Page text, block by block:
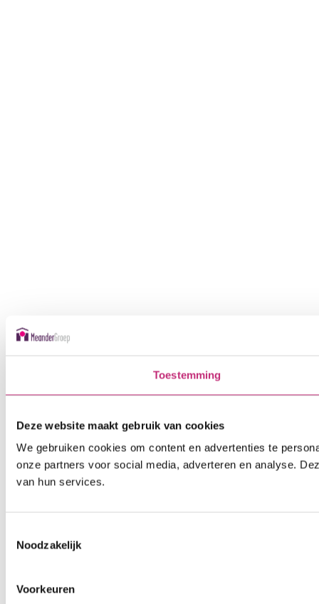
Toestemming
Deze website maakt gebruik van cookies
We gebruiken cookies om content en advertenties te
onze partners voor social media, adverteren en analyse.
van hun services.
Noodzakelijk
Voorkeuren